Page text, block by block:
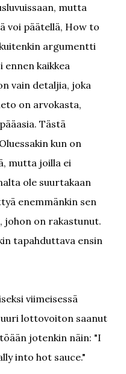
mutta
voi päätellä, How to
argumentti
ennen kaikkea
vain detaljia, joka
on arvokasta,
Tästä
kun on
mutta joilla ei
ole suurtakaan
enemmänkin sen
johon on rakastunut.
tapahduttava ensin
viimeisessä
lottovoiton saanut
jotenkin näin: "I
into hot sauce."